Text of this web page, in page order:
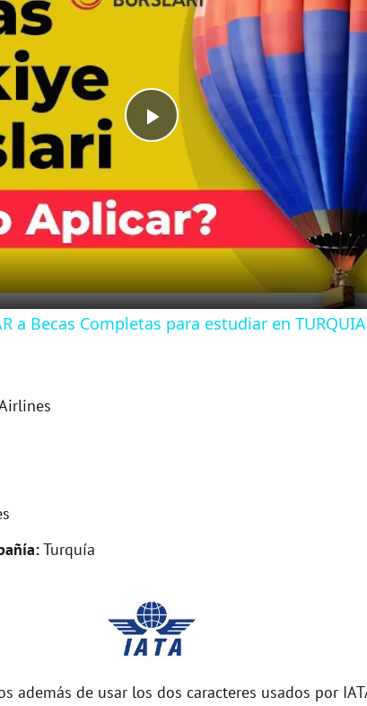
P
l
a
y
a Becas Completas para estudiar en
Turquía
además de usar los dos caracteres usados por